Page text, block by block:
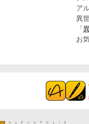
ア
異
「
お